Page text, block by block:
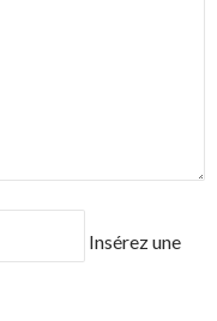
Insérez une